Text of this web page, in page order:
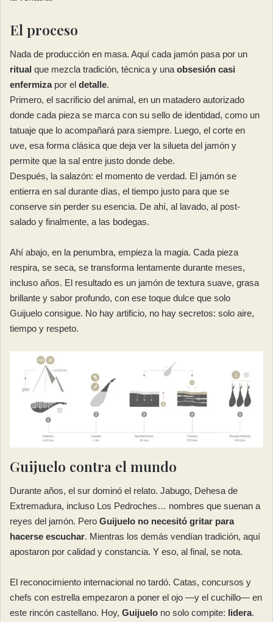
El proceso
Nada de producción en masa. Aquí cada jamón pasa por un
ritual que mezcla tradición, técnica y una obsesión casi
enfermizapor el detalle.
Primero, el sacrificio del animal, en un matadero autorizado
donde cada pieza se marca con su sello de identidad, como un
tatuaje que lo acompañará para siempre. Luego, el corte en
uve, esa forma clásica que deja ver la silueta del jamón y
permite que la sal entre justo donde debe.
Después, la salazón: el momento de verdad. El jamón se
entierra en sal durante días, el tiempo justo para que se
conserve sin perder su esencia. De ahí, al lavado, al post-
salado y finalmente, a las bodegas.
Ahí abajo, en la penumbra, empieza la magia. Cada pieza
respira, se seca, se transforma lentamente durante meses,
incluso años. El resultado es un jamón de textura suave, grasa
brillante y sabor profundo, con ese toque dulce que solo
Guijuelo consigue. No hay artificio, no hay secretos: solo aire,
tiempo y respeto.
Guijuelo contra el mundo
Durante años, el sur dominó el relato. Jabugo, Dehesa de
Extremadura, incluso Los Pedroches… nombres que suenan a
reyes del jamón. Pero Guijuelo no necesitó gritar para
hacerse escuchar. Mientras los demás vendían tradición, aquí
apostaron por calidad y constancia. Y eso, al final, se nota.
El reconocimiento internacional no tardó. Catas, concursos y
chefs con estrella empezaron a poner el ojo —y el cuchillo— en
este rincón castellano. Hoy, Guijuelo no solo compite: lidera.